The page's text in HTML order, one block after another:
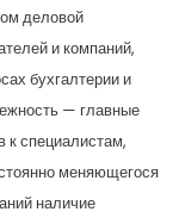
деловой
и компаний,
бухгалтерии и
— главные
к специалистам,
меняющегося
наличие